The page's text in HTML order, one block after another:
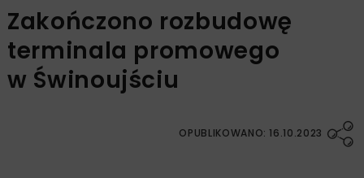
Zakończono rozbudowę
terminala promowego
w Świnoujściu
OPUBLIKOWANO: 16.10.2023